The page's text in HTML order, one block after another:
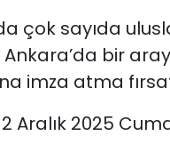
çok sayıda
bir
imza atma
Aralık 2025